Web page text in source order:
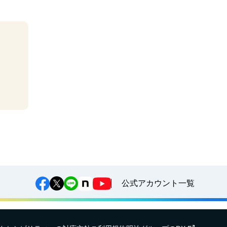
公式アカウント一覧